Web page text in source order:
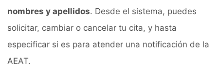
nombres y apellidos. Desde el sistema, puedes
solicitar, cambiar o cancelar tu cita, y hasta
especificar si es para atender una notificación de la
AEAT.